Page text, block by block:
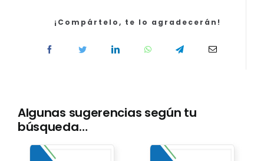
de
(SERMAS).
¡Compártelo, te lo agradecerán!
Algunas sugerencias según tu
búsqueda…